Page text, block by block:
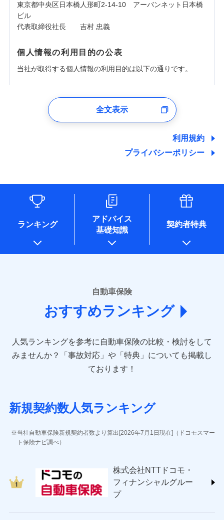
東京都中央区日本橋人形町2-14-10 アーバンネット日本橋
ビル
代表取締役社長 吉村 忠義
個人情報の利用目的の公表
当社が取得する個人情報の利用目的は以下の通りです。
ユーザー登録受付および、管理のため
しくは委託を受けている保険会社・提携会社の保険その他に
関する情報を提供し、金融商品等の契約を勧奨するため、ま
た維持管理等の委託業務遂行のため、またそれらに付帯、関
情報を取引のある他の保険会社の商品・サービスをご提案す
るために利用させていただくことがあります。）
各種セミナーの開催のため
コンサルティングサービスの実施のため
アンケートやキャンペーン等の実施のため
上記に係る案内・手続き・管理等付帯業務を行うため
* 当社が委託を受けている保険会社の情報は、保険会社のホ
ームページに掲載しておりますので、ご確認ください。
あいおいニッセイ同和損害保険株式会社
(https://www.aioinissaydowa.co.jp/)
アクサ損害保険株式会社 (https://www.axa-
direct.co.jp/)
sompo.co.jp/)
東京海上ダイレクト損害保険株式会社 (https://www.e-
AIG損害保険株式会社 (https://www.aig.co.jp/sonpo)
ジェイアイ傷害火災保険株式会社
ソニー損害保険株式会社
(https://www.sonysonpo.co.jp/)
ＳＯＭＰＯダイレクト損害保険株式会社
(https://www.sompo-direct.co.jp/)
チューリッヒ保険会社 (https://www.zurich.co.jp/)
全文表示
利用規約
プライバシーポリシー
ランキング
アドバイス
基礎知識
契約者特典
自動車保険
おすすめランキング
人気ランキングを参考に自動車保険の比較・検討をして
みませんか？
「事故対応」や「特典」についても掲載し
ております！
新規契約数人気ランキング
当社自動車保険新規契約者数より算出[2026年7月1日現在]（ドコモスマー
ト保険ナビ調べ）
株式会社NTTドコモ・
フィナンシャルグルー
プ